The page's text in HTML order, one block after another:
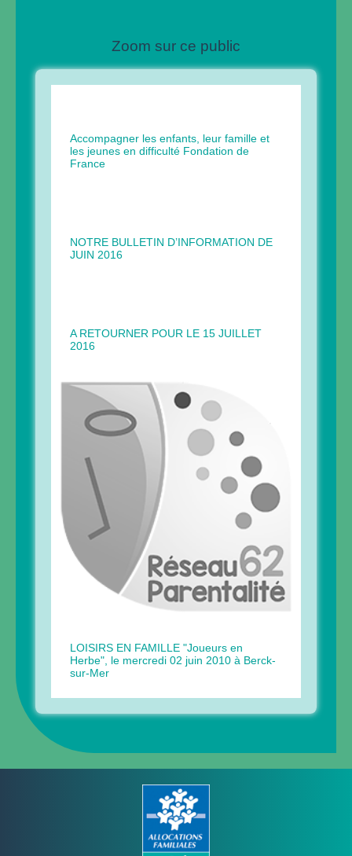
Zoom sur ce public
Accompagner les enfants, leur famille et
les jeunes en difficulté Fondation de
France
NOTRE BULLETIN D’INFORMATION DE
JUIN 2016
A RETOURNER POUR LE 15 JUILLET
2016
LOISIRS EN FAMILLE "Joueurs en
Herbe", le mercredi 02 juin 2010 à Berck-
sur-Mer